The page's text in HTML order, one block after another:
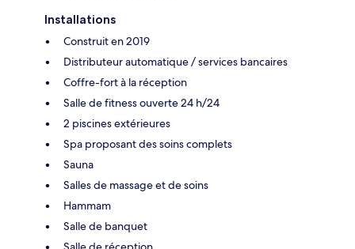
Installations
Construit en 2019
Distributeur automatique / services bancaires
Coffre-fort à la réception
Salle de fitness ouverte 24 h/24
2 piscines extérieures
Spa proposant des soins complets
Sauna
Salles de massage et de soins
Hammam
Salle de banquet